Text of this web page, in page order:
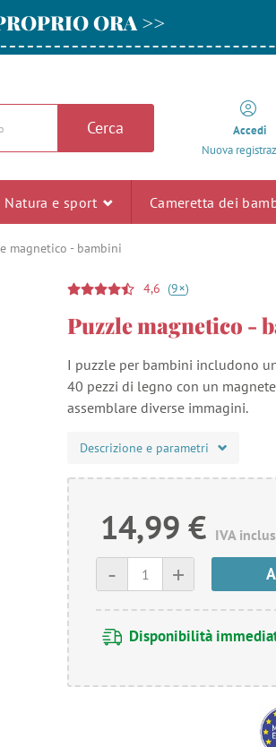
ORA >>
Cerca
Accedi
Nuova
Natura e sport Cameretta dei
magnetico - bambini
4,6 (9+)
Puzzle magnetico -
I puzzle per bambini includono
40 pezzi di legno con un
assemblare diverse immagini.
Descrizione e parametri
14,99 € IVA
+
-
Disponibilità